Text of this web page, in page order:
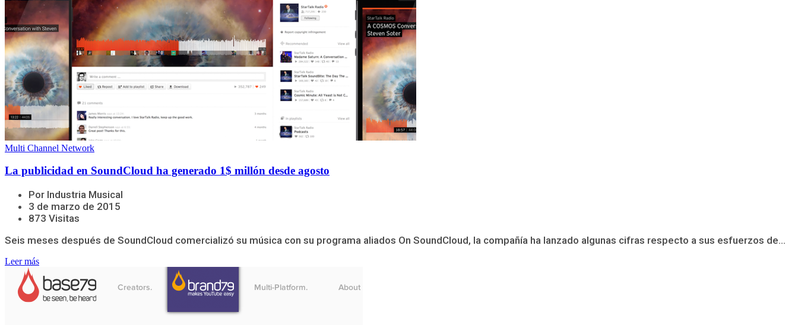
Multi Channel Network
La publicidad en SoundCloud ha generado 1$ millón desde agosto
Por Industria Musical
3 de marzo de 2015
873 Visitas
Seis meses después de SoundCloud comercializó su música con su programa aliados On SoundCloud, la compañía ha lanzado algunas cifras respecto a sus esfuerzos de...
Leer más